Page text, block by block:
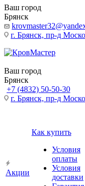
Ваш город
Брянск
г. Брянск, пр-д
Ваш город
Брянск
+7 (4832) 50-50-30
г. Брянск, пр-д
Акции
Как купить
Условия
оплаты
Условия
доставки